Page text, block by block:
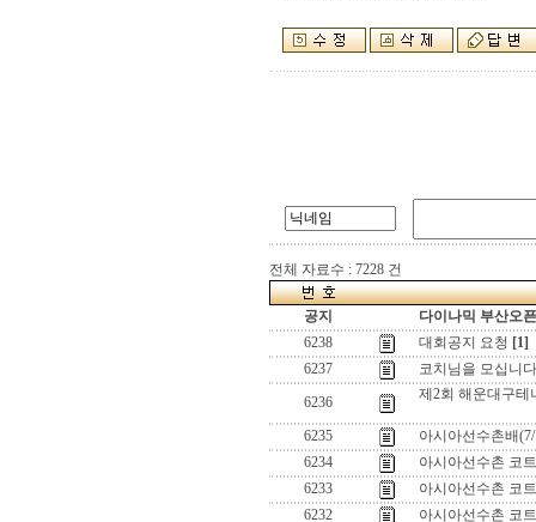
전체 자료수 : 7228 건
공지
다이나믹 부산오
6238
대회공지 요청 [1]
6237
코치님을 모십니다
6236
제2회 해운대구테
6235
아시아선수촌배
6234
아시아선수촌 코
6233
아시아선수촌 코
6232
아시아선수촌 코